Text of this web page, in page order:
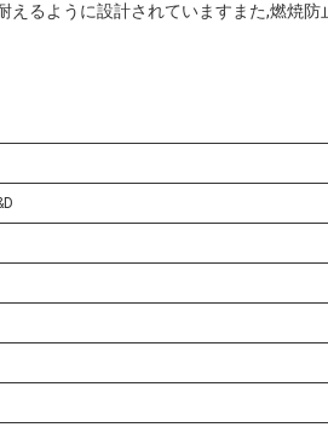
るように設計されていますまた,燃焼防